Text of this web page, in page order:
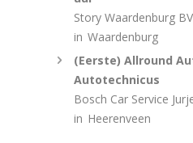
Story Waardenburg BV
in Waardenburg
(Eerste) Allround
Autotechnicus
Bosch Car Service
in Heerenveen